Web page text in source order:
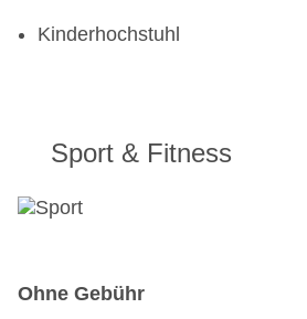
Kinderhochstuhl
Sport & Fitness
Ohne Gebühr